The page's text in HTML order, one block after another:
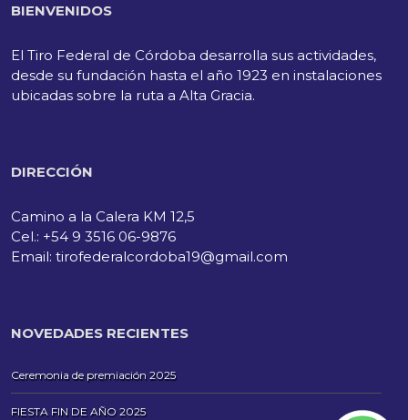
BIENVENIDOS
El Tiro Federal de Córdoba desarrolla sus actividades,
desde su fundación hasta el año 1923 en instalaciones
ubicadas sobre la ruta a Alta Gracia.
DIRECCIÓN
Camino a la Calera KM 12,5
Cel.: +54 9 3516 06-9876
Email: tirofederalcordoba19@gmail.com
NOVEDADES RECIENTES
Ceremonia de premiación 2025
FIESTA FIN DE AÑO 2025